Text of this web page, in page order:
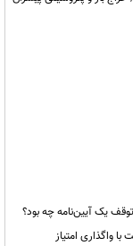
یک آیین‌نامه چه بود؟
واگذاری امتیاز